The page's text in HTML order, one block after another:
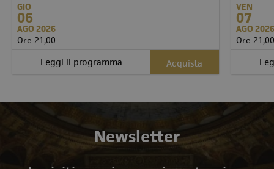
GIO
06
AGO 2026
Ore 21,00
Leggi il programma Acquista
VEN
07
AGO
Ore
Newsletter